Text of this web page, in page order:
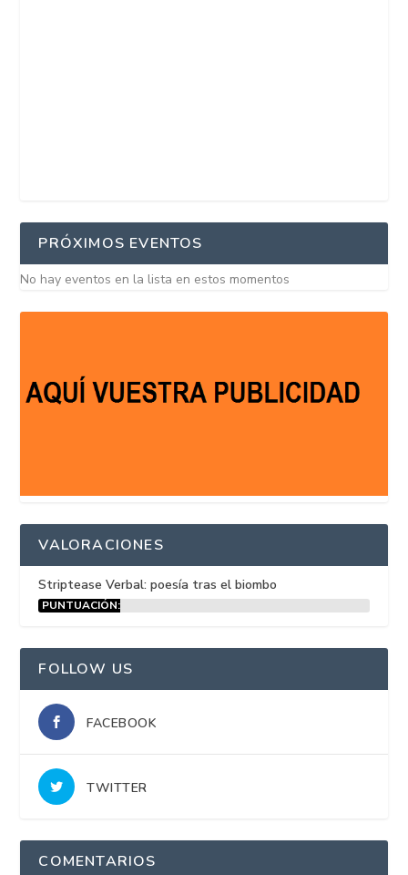
PRÓXIMOS EVENTOS
No hay eventos en la lista en estos momentos
VALORACIONES
Striptease Verbal: poesía tras el biombo
PUNTUACIÓN:
FOLLOW US
FACEBOOK
TWITTER
COMENTARIOS